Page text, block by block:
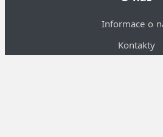
Informace o
Kontakty